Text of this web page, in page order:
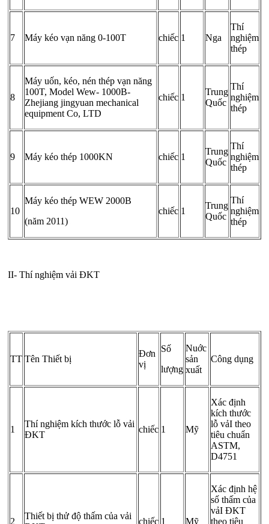
7 Máy kéo vạn năng 0-100T chiếc 1 Nga
Thí
nghiệm
thép
8
Máy uốn, kéo, nén thép vạn năng
100T, Model Wew- 1000B-
Zhejiang jingyuan mechanical
equipment Co, LTD
chiếc 1
Trung
Quốc
Thí
nghiệm
thép
9 Máy kéo thép 1000KN chiếc 1
Trung
Quốc
Thí
nghiệm
thép
10
Máy kéo thép WEW 2000B
(năm 2011)
chiếc 1
Trung
Quốc
Thí
nghiệm
thép
II- Thí nghiệm vải ĐKT
TT Tên Thiết bị
Đơn
vị
Số
lượng
N­uớc
sản
xuất
Công dụng
1
Thí nghiệm kích thước lỗ vải
ĐKT
chiếc 1 Mỹ
Xác định
kích thước
lỗ vảI theo
tiêu chuẩn
ASTM,
D4751
2
Thiết bị thử độ thấm của vải
chiếc 1 Mỹ
Xác định hệ
số thấm của
vảI ĐKT
theo tiêu